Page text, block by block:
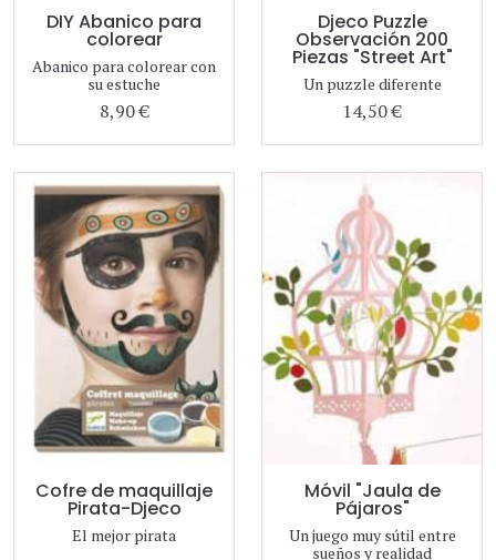
DIY Abanico para
colorear
Abanico para colorear con
su estuche
8,90 €
Djeco Puzzle
Observación 200
Piezas "Street Art"
Un puzzle diferente
14,50 €
Cofre de maquillaje
Pirata-Djeco
El mejor pirata
Móvil "Jaula de
Pájaros"
Un juego muy sútil entre
sueños y realidad